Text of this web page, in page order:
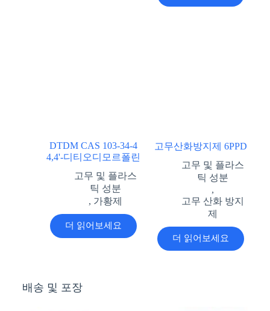
DTDM CAS 103-34-4
4,4'-디티오디모르폴린
고무 및 플라스
틱 성분
, 가황제
더 읽어보세요
고무산화방지제 6PPD
고무 및 플라스
틱 성분
,
고무 산화 방지
제
더 읽어보세요
배송 및 포장